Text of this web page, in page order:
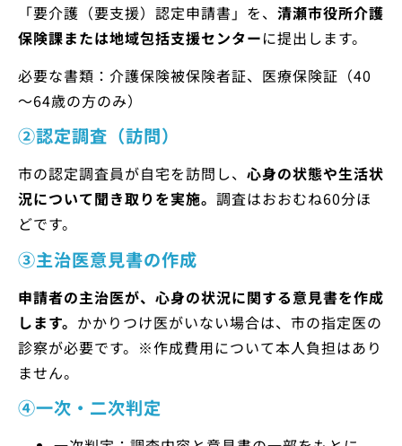
「要介護（要支援）認定申請書」を、 清瀬市役所介護
保険課または地域包括支援センターに提出します。
必要な書類：介護保険被保険者証、医療保険証（40
～64歳の方のみ）
②認定調査（訪問）
市の認定調査員が自宅を訪問し、 心身の状態や生活状
況について聞き取りを実施。 調査はおおむね60分ほ
どです。
③主治医意見書の作成
申請者の主治医が、心身の状況に関する意見書を作成
します。 かかりつけ医がいない場合は、市の指定医の
診察が必要です。※作成費用について本人負担はあり
ません。
④一次・二次判定